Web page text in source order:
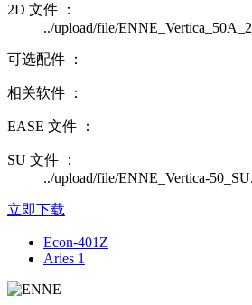
2D 文件 ：
../upload/file/
可选配件 ：
相关软件 ：
EASE 文件 ：
SU 文件 ：
../upload/file/ENNE_Vertica-
立即下载
Econ-401Z
Aries 1